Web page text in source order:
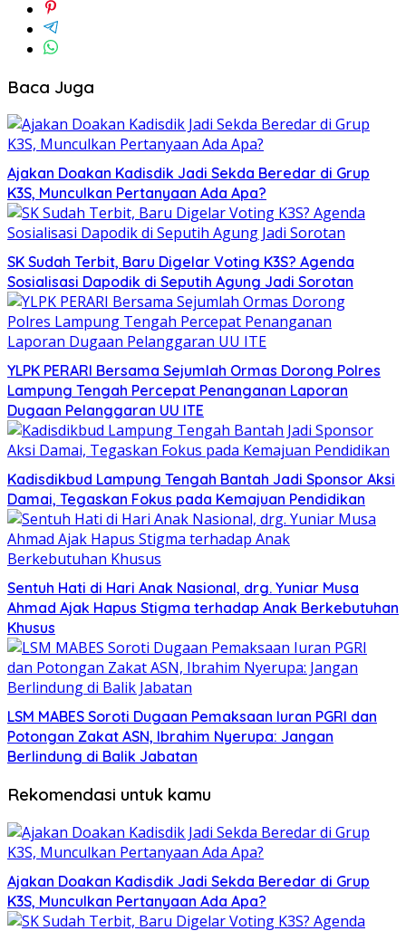
Baca Juga
Ajakan Doakan Kadisdik Jadi Sekda Beredar di Grup
K3S, Munculkan Pertanyaan Ada Apa?
SK Sudah Terbit, Baru Digelar Voting K3S? Agenda
Sosialisasi Dapodik di Seputih Agung Jadi Sorotan
YLPK PERARI Bersama Sejumlah Ormas Dorong Polres
Lampung Tengah Percepat Penanganan Laporan
Dugaan Pelanggaran UU ITE
Kadisdikbud Lampung Tengah Bantah Jadi Sponsor Aksi
Damai, Tegaskan Fokus pada Kemajuan Pendidikan
Sentuh Hati di Hari Anak Nasional, drg. Yuniar Musa
Ahmad Ajak Hapus Stigma terhadap Anak Berkebutuhan
Khusus
LSM MABES Soroti Dugaan Pemaksaan Iuran PGRI dan
Potongan Zakat ASN, Ibrahim Nyerupa: Jangan
Berlindung di Balik Jabatan
Rekomendasi untuk kamu
Ajakan Doakan Kadisdik Jadi Sekda Beredar di Grup
K3S, Munculkan Pertanyaan Ada Apa?